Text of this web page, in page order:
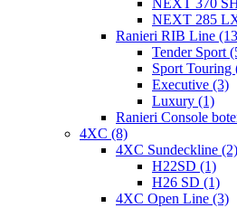
NEXT 285
Ranieri RIB Line
Tender Sport
Sport Touring
Executive (3)
Luxury (1)
Ranieri Console
4XC (8)
4XC Sundeckline (2)
H22SD (1)
H26 SD (1)
4XC Open Line (3)